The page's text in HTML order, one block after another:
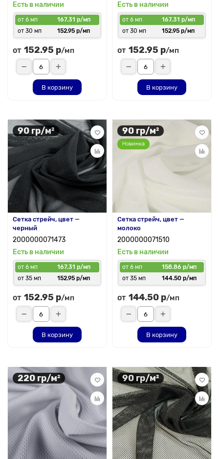
Есть в наличии
от 6 мп
167.31 р/мп
от 30 мп
152.95 р/мп
от 152.95 р/мп
В корзину
Есть в наличии
от 6 мп
167.31 р/мп
от 30 мп
152.95 р/мп
от 152.95 р/мп
В корзину
90 гр/м²
Сетка стрейч, цвет —
черный
2000000071473
Есть в наличии
от 6 мп
167.31 р/мп
от 35 мп
152.95 р/мп
от 152.95 р/мп
В корзину
90 гр/м²
Новинка
Сетка стрейч, цвет —
молоко
2000000071510
Есть в наличии
от 6 мп
158.86 р/мп
от 35 мп
144.50 р/мп
от 144.50 р/мп
В корзину
220 гр/м² 90 гр/м²